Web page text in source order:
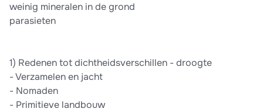
weinig mineralen in de grond
parasieten
1)​ Redenen tot dichtheidsverschillen - droogte
-​ Verzamelen en jacht
-​ Nomaden
-​ Primitieve landbouw